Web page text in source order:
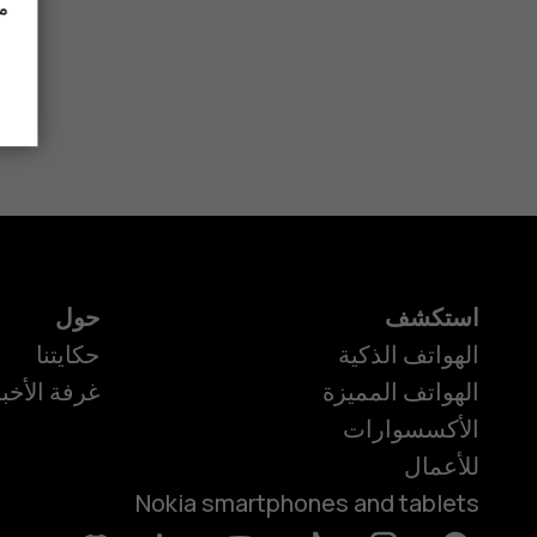
استكشف
الهواتف الذكية
الهواتف المميزة
الأكسسوارات
للأعمال
Nokia smartphones and tablets
حول
حكايتنا
غرفة